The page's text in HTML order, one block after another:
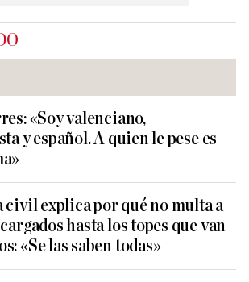
«Soy valenciano,
y español. A quien le pese es
civil explica por qué no multa a
hasta los topes que van
«Se las saben todas»